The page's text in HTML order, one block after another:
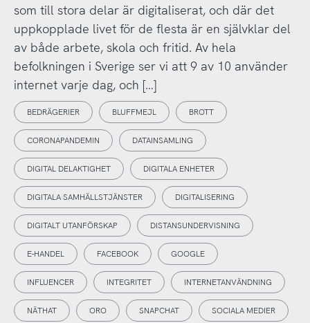
som till stora delar är digitaliserat, och där det
uppkopplade livet för de flesta är en självklar del
av både arbete, skola och fritid. Av hela
befolkningen i Sverige ser vi att 9 av 10 använder
internet varje dag, och […]
BEDRÄGERIER BLUFFMEJL BROTT
CORONAPANDEMIN DATAINSAMLING
DIGITAL DELAKTIGHET DIGITALA ENHETER
DIGITALA SAMHÄLLSTJÄNSTER DIGITALISERING
DIGITALT UTANFÖRSKAP DISTANSUNDERVISNING
E-HANDEL FACEBOOK GOOGLE
INFLUENCER INTEGRITET INTERNETANVÄNDNING
NÄTHAT ORO SNAPCHAT SOCIALA MEDIER